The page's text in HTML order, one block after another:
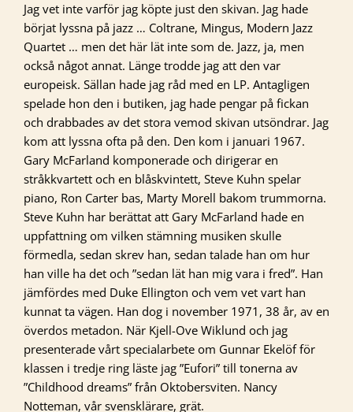
Jag vet inte varför jag köpte just den skivan. Jag hade
börjat lyssna på jazz … Coltrane, Mingus, Modern Jazz
Quartet … men det här lät inte som de. Jazz, ja, men
också något annat. Länge trodde jag att den var
europeisk. Sällan hade jag råd med en LP. Antagligen
spelade hon den i butiken, jag hade pengar på fickan
och drabbades av det stora vemod skivan utsöndrar. Jag
kom att lyssna ofta på den. Den kom i januari 1967.
Gary McFarland komponerade och dirigerar en
stråkkvartett och en blåskvintett, Steve Kuhn spelar
piano, Ron Carter bas, Marty Morell bakom trummorna.
Steve Kuhn har berättat att Gary McFarland hade en
uppfattning om vilken stämning musiken skulle
förmedla, sedan skrev han, sedan talade han om hur
han ville ha det och ”sedan lät han mig vara i fred”. Han
jämfördes med Duke Ellington och vem vet vart han
kunnat ta vägen. Han dog i november 1971, 38 år, av en
överdos metadon. När Kjell-Ove Wiklund och jag
presenterade vårt specialarbete om Gunnar Ekelöf för
klassen i tredje ring läste jag ”Eufori” till tonerna av
”Childhood dreams” från Oktobersviten. Nancy
Notteman, vår svensklärare, grät.